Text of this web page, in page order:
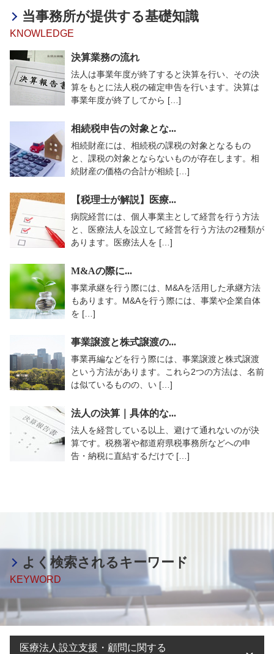
当事務所が提供する基礎知識
KNOWLEDGE
決算業務の流れ
法人は事業年度が終了すると決算を行い、その決
算をもとに法人税の確定申告を行います。決算は
事業年度が終了してから […]
相続税申告の対象とな...
相続財産には、相続税の課税の対象となるもの
と、課税の対象とならないものが存在します。相
続財産の価格の合計が相続 […]
【税理士が解説】医療...
病院経営には、個人事業主として経営を行う方法
と、医療法人を設立して経営を行う方法の2種類が
あります。医療法人を […]
M&Aの際に...
事業承継を行う際には、M&Aを活用した承継方法
もあります。M&Aを行う際には、事業や企業自体
を […]
事業譲渡と株式譲渡の...
事業再編などを行う際には、事業譲渡と株式譲渡
という方法があります。これら2つの方法は、名前
は似ているものの、い […]
法人の決算｜具体的な...
法人を経営している以上、避けて通れないのが決
算です。税務署や都道府県税事務所などへの申
告・納税に直結するだけで […]
よく検索されるキーワード
KEYWORD
医療法人設立支援・顧問に関する